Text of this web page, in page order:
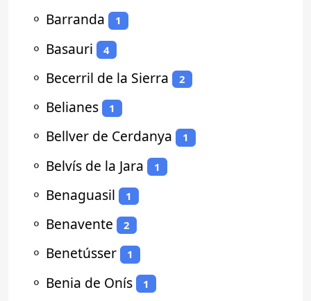
⚬ Barranda 1
⚬ Basauri 4
⚬ Becerril de la Sierra 2
⚬ Belianes 1
⚬ Bellver de Cerdanya 1
⚬ Belvís de la Jara 1
⚬ Benaguasil 1
⚬ Benavente 2
⚬ Benetússer 1
⚬ Benia de Onís 1